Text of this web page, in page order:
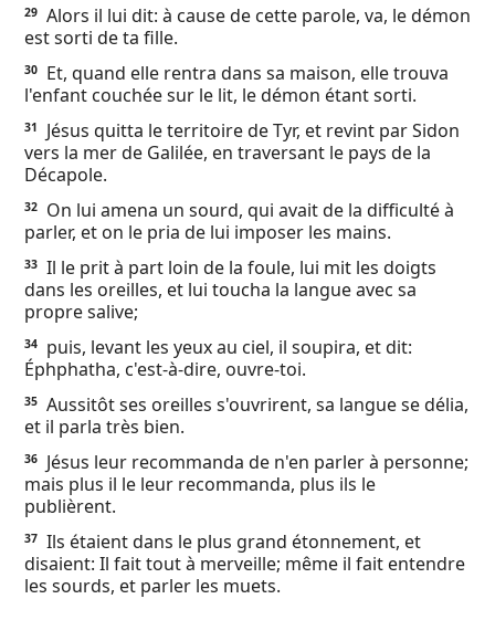
29 Alors il lui dit: à cause de cette parole, va, le démon
est sorti de ta fille.
30
Et, quand elle rentra dans sa maison, elle trouva
l'enfant couchée sur le lit, le démon étant sorti.
31
Jésus quitta le territoire de Tyr, et revint par Sidon
vers la mer de Galilée, en traversant le pays de la
Décapole.
32
On lui amena un sourd, qui avait de la difficulté à
parler, et on le pria de lui imposer les mains.
33 Il le prit à part loin de la foule, lui mit les doigts
dans les oreilles, et lui toucha la langue avec sa
propre salive;
34
puis, levant les yeux au ciel, il soupira, et dit:
Éphphatha, c'est-à-dire, ouvre-toi.
35 Aussitôt ses oreilles s'ouvrirent, sa langue se délia,
et il parla très bien.
36
Jésus leur recommanda de n'en parler à personne;
mais plus il le leur recommanda, plus ils le
publièrent.
37 Ils étaient dans le plus grand étonnement, et
disaient: Il fait tout à merveille; même il fait entendre
les sourds, et parler les muets.